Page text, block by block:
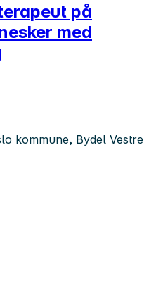
på
med
kommune, Bydel Vestre